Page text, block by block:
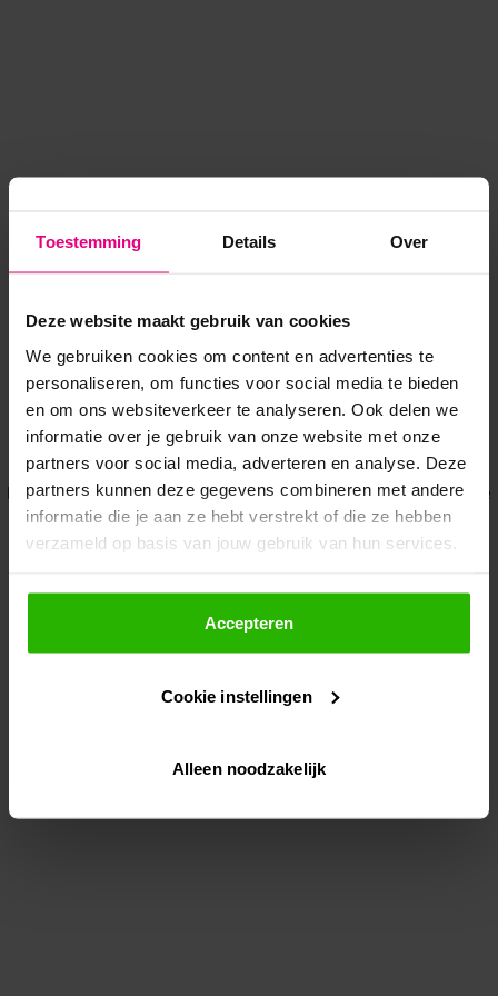
Toestemming Details Over
Deze website maakt gebruik van cookies
We gebruiken cookies om content en advertenties te
personaliseren, om functies voor social media te bieden
en om ons websiteverkeer te analyseren. Ook delen we
informatie over je gebruik van onze website met onze
partners voor social media, adverteren en analyse. Deze
partners kunnen deze gegevens combineren met andere
informatie die je aan ze hebt verstrekt of die ze hebben
verzameld op basis van jouw gebruik van hun services.
Als je op "Accepteer" klikt, dan geef je Voordeeluitjes.nl
toestemming om cookies voor social media en
gepersonaliseerde advertenties te plaatsen.
Lees hier meer over in onsprivacybeleid
Via "Cookie instellingen" kun je ook zelf instellen welke
Accepteren
Cookie instellingen
Alleen noodzakelijk
Application error: a client-side exception has occurred while
loadingwww.voordeeluitjes.nl (see the browser console for more
information).